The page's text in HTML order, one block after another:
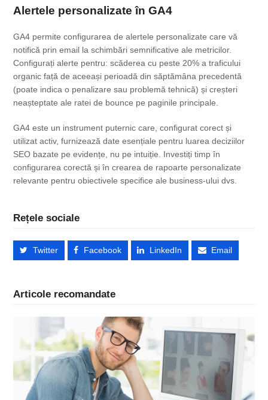
Alertele personalizate în GA4
GA4 permite configurarea de alertele personalizate care vă
notifică prin email la schimbări semnificative ale metricilor.
Configurați alerte pentru: scăderea cu peste 20% a traficului
organic față de aceeași perioadă din săptămâna precedentă
(poate indica o penalizare sau problemă tehnică) și creșteri
neașteptate ale ratei de bounce pe paginile principale.
GA4 este un instrument puternic care, configurat corect și
utilizat activ, furnizează date esențiale pentru luarea deciziilor
SEO bazate pe evidențe, nu pe intuiție. Investiți timp în
configurarea corectă și în crearea de rapoarte personalizate
relevante pentru obiectivele specifice ale business-ului dvs.
Rețele sociale
Twitter Facebook LinkedIn Email
Articole recomandate